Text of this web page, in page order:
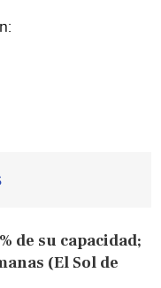
de su capacidad;
(El Sol de